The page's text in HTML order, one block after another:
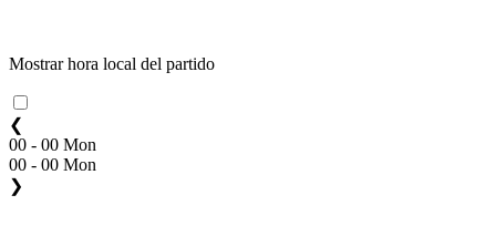
Mostrar hora local del partido
❮
00 - 00 Mon
00 - 00 Mon
❯